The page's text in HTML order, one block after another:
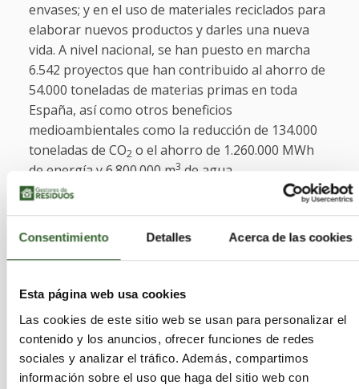
Consentimiento Detalles Acerca de las cookies
Esta página web usa cookies
Las cookies de este sitio web se usan para personalizar el
contenido y los anuncios, ofrecer funciones de redes
sociales y analizar el tráfico. Además, compartimos
información sobre el uso que haga del sitio web con
envases; y en el uso de materiales reciclados para
elaborar nuevos productos y darles una nueva
vida. A nivel nacional, se han puesto en marcha
6.542 proyectos que han contribuido al ahorro de
54.000 toneladas de materias primas en toda
España, así como otros beneficios
medioambientales como la reducción de 134.000
toneladas de CO2 o el ahorro de 1.260.000 MWh
de energía y 6.800.000 m3 de agua.
empresas a desarrollar envases más sostenibles
adheridas 379 empresas madrileñas, 242 más que
iniciativa por parte de Ecoembes, el sector
empresarial de esta comunidad autónoma ha
implantado un total de 5.782 medidas de